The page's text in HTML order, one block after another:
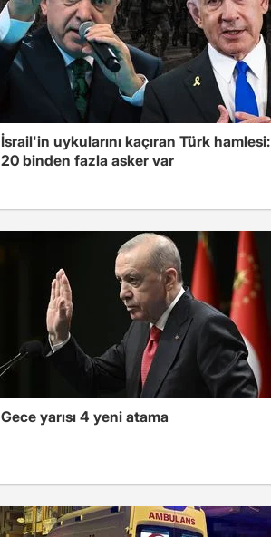
İsrail'in uykularını kaçıran Türk hamlesi:
20 binden fazla asker var
Gece yarısı 4 yeni atama